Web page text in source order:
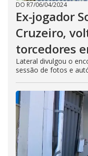
DO R7/06/04/2024
Ex-jogador
Cruzeiro,
torcedores
Lateral divulgou o
sessão de fotos e